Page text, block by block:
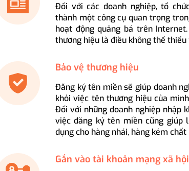
Đối với các doanh nghiệp, tổ
thành một công cụ quan trọng
hoạt động quảng bá trên
thương hiệu là điều không thể
Bảo vệ thương hiệu
Đăng ký tên miền sẽ giúp doanh
khỏi việc tên thương hiệu của
Đối với những doanh nghiệp nhập
việc đăng ký tên miền cũng
dụng cho hàng nhái, hàng kém
Gắn vào tài khoản mạng xã